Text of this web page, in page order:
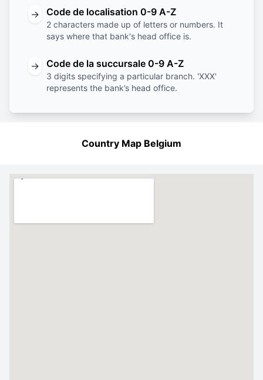
→ Code de localisation 0-9 A-Z
2 characters made up of letters or numbers. It
says where that bank's head office is.
→ Code de la succursale 0-9 A-Z
3 digits specifying a particular branch. 'XXX'
represents the bank’s head office.
Country Map Belgium